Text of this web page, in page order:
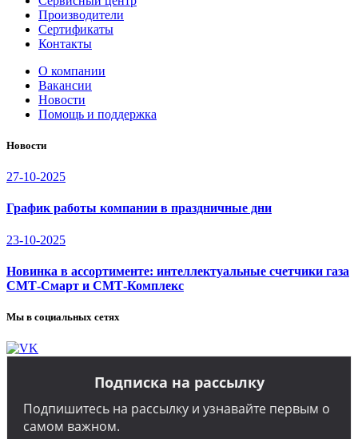
Производители
Сертификаты
Контакты
О компании
Вакансии
Новости
Помощь и поддержка
Новости
27-10-2025
График работы компании в праздничные дни
23-10-2025
Новинка в ассортименте: интеллектуальные счетчики газа
СМТ-Смарт и СМТ-Комплекс
Мы в социальных сетях
Подписка на рассылку
Подпишитесь на рассылку и узнавайте первым о
самом важном.